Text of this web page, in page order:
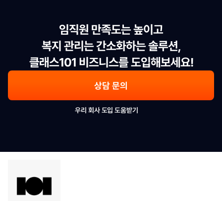
임직원 만족도는 높이고
복지 관리는 간소화하는 솔루션,
클래스101 비즈니스를 도입해보세요!
상담 문의
우리 회사 도입 도움받기